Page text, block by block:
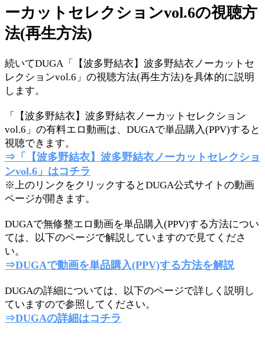
ーカットセレクションvol.6の視聴方
法(再生方法)
続いてDUGA「【波多野結衣】波多野結衣ノーカットセ
レクションvol.6」の視聴方法(再生方法)を具体的に説明
します。
「【波多野結衣】波多野結衣ノーカットセレクション
vol.6」の有料エロ動画は、DUGAで単品購入(PPV)すると
視聴できます。
⇒「【波多野結衣】波多野結衣ノーカットセレクショ
ンvol.6」はコチラ
※上のリンクをクリックするとDUGA公式サイトの動画
ページが開きます。
DUGAで無修整エロ動画を単品購入(PPV)する方法につい
ては、以下のページで解説していますので見てくださ
い。
⇒DUGAで動画を単品購入(PPV)する方法を解説
DUGAの詳細については、以下のページで詳しく説明し
ていますので参照してください。
⇒DUGAの詳細はコチラ